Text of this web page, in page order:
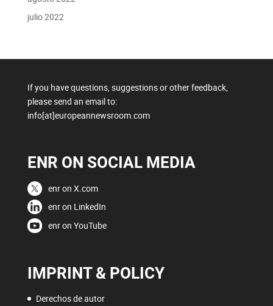
julio 2022
If you have questions, suggestions or other feedback,
please send an email to:
info[at]europeannewsroom.com
ENR ON SOCIAL MEDIA
enr on X.com
enr on LinkedIn
enr on YouTube
IMPRINT & POLICY
Derechos de autor